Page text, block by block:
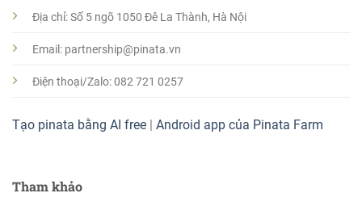
Tham khảo
Địa chỉ: Số 5 ngõ 1050 Đê La Thành, Hà Nội
Email: partnership@pinata.vn
Điện thoại/Zalo: 082 721 0257
Tạo pinata bằng AI free Android app của Pinata Farm